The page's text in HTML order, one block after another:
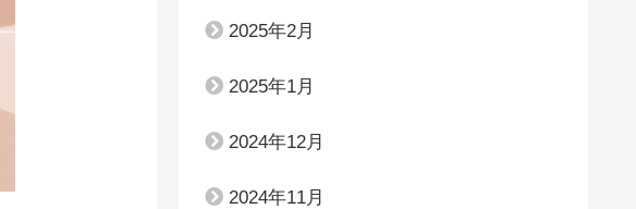
2025年2月
2025年1月
2024年12月
2024年11月